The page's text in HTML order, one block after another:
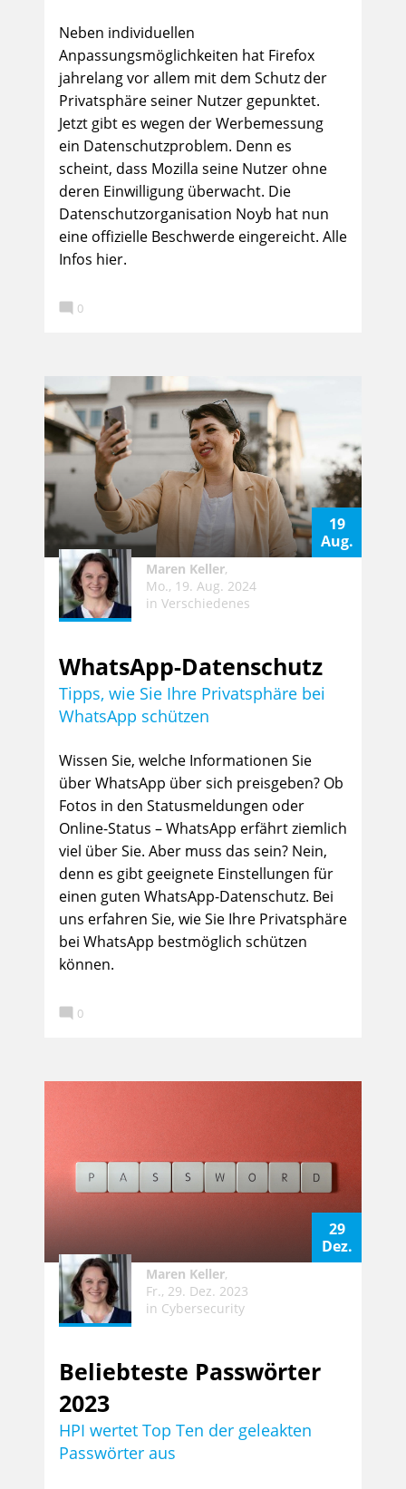
Neben individuellen
Anpassungsmöglichkeiten hat Firefox
jahrelang vor allem mit dem Schutz der
Privatsphäre seiner Nutzer gepunktet.
Jetzt gibt es wegen der Werbemessung
ein Datenschutzproblem. Denn es
scheint, dass Mozilla seine Nutzer ohne
deren Einwilligung überwacht. Die
Datenschutzorganisation Noyb hat nun
eine offizielle Beschwerde eingereicht. Alle
Infos hier.
 0
19
Aug.
Maren Keller,
Mo., 19. Aug. 2024
in Verschiedenes
WhatsApp-Datenschutz
Tipps, wie Sie Ihre Privatsphäre bei
WhatsApp schützen
Wissen Sie, welche Informationen Sie
über WhatsApp über sich preisgeben? Ob
Fotos in den Statusmeldungen oder
Online-Status – WhatsApp erfährt ziemlich
viel über Sie. Aber muss das sein? Nein,
denn es gibt geeignete Einstellungen für
einen guten WhatsApp-Datenschutz. Bei
uns erfahren Sie, wie Sie Ihre Privatsphäre
bei WhatsApp bestmöglich schützen
können.
 0
29
Dez.
Maren Keller,
Fr., 29. Dez. 2023
in Cybersecurity
Beliebteste Passwörter
2023
HPI wertet Top Ten der geleakten
Passwörter aus